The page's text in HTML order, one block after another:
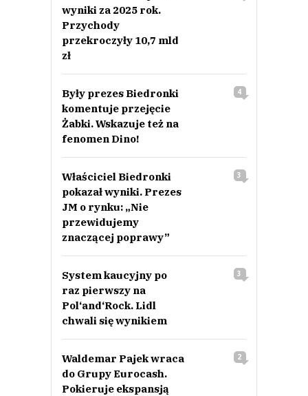
wyniki za 2025 rok.
Przychody
przekroczyły 10,7 mld
zł
Były prezes Biedronki
komentuje przejęcie
Żabki. Wskazuje też na
fenomen Dino!
4
Właściciel Biedronki
pokazał wyniki. Prezes
JM o rynku: „Nie
przewidujemy
znaczącej poprawy”
3
System kaucyjny po
raz pierwszy na
Pol‘and‘Rock. Lidl
chwali się wynikiem
3
Waldemar Pajek wraca
do Grupy Eurocash.
Pokieruje ekspansją
2